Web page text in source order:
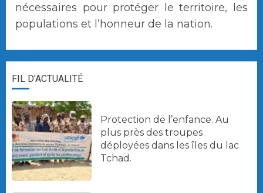
nécessaires pour protéger le territoire, les
populations et l’honneur de la nation.
FIL D'ACTUALITÉ
Protection de l’enfance. Au
plus près des troupes
déployées dans les îles du lac
Tchad.